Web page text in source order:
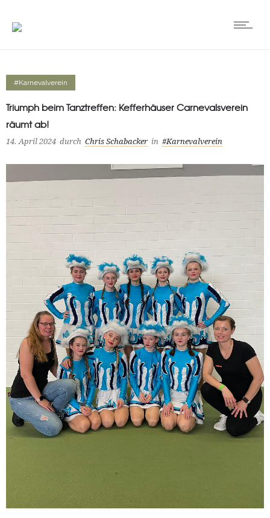
#Karnevalverein
Triumph beim Tanztreffen: Kefferhäuser Carnevalsverein
räumt ab!
14. April 2024 durch Chris Schabacker in #Karnevalverein